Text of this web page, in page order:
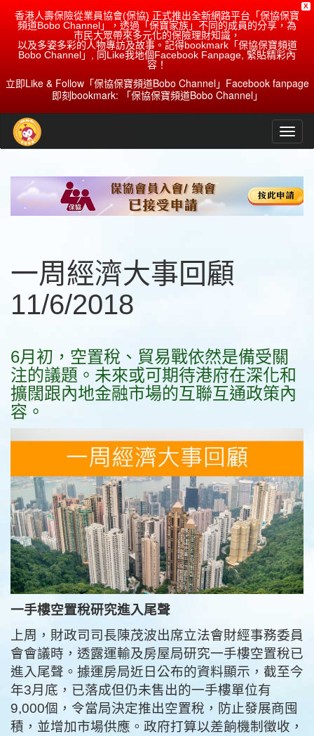
X
香港人壽保險從業員協會(保協) 正式推出全新網路平台「保協保寶
頻道Bobo Channel」，透過「保寶家族」不同的成員的分享，為
市民大眾帶來多元化的保險理財知識，
以及多姿多彩的人物專訪及故事。記得bookmark「保協保寶頻道
Bobo Channel」, 同Like我地個Facebook Fanpage, 緊貼精彩內
容！
立即Like & Follow「保協保寶頻道Bobo Channel」Facebook fanpage
即刻bookmark: 「保協保寶頻道Bobo Channel」
一周經濟大事回顧
11/6/2018
6月初，空置稅、貿易戰依然是備受關
注的議題。未來或可期待港府在深化和
擴闊跟內地金融市場的互聯互通政策內
容。
一手樓空置稅研究進入尾聲
上周，財政司司長陳茂波出席立法會財經事務委員
會會議時，透露運輸及房屋局研究一手樓空置稅已
進入尾聲。據運房局近日公布的資料顯示，截至今
年3月底，已落成但仍未售出的一手樓單位有
9,000個，令當局決定推出空置稅，防止發展商囤
積，並增加市場供應。政府打算以差餉機制徵收，